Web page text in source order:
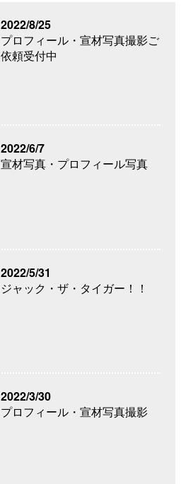
2022/8/25
プロフィール・宣材写真撮影ご
依頼受付中
2022/6/7
宣材写真・プロフィール写真
2022/5/31
ジャック・ザ・タイガー！！
2022/3/30
プロフィール・宣材写真撮影